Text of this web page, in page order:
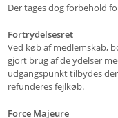
Der tages dog forbehold
Fortrydelsesret
Ved køb af medlemskab,
gjort brug af de ydelser
udgangspunkt tilbydes
refunderes fejlkøb.
Force Majeure